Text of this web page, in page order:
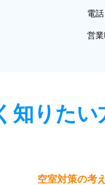
電
営
知りたい
空室対策の考